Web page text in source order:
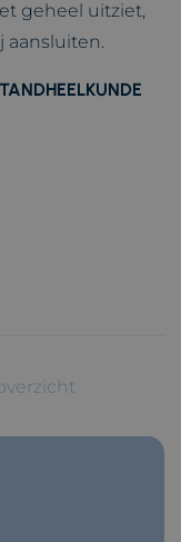
geheel uitziet,
aansluiten.